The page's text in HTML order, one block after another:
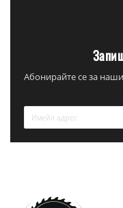
Абонирайте се за